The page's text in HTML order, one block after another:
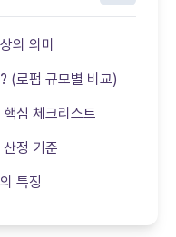
의 의미
(로펌 규모별 비교)
심 체크리스트
정 기준
특징